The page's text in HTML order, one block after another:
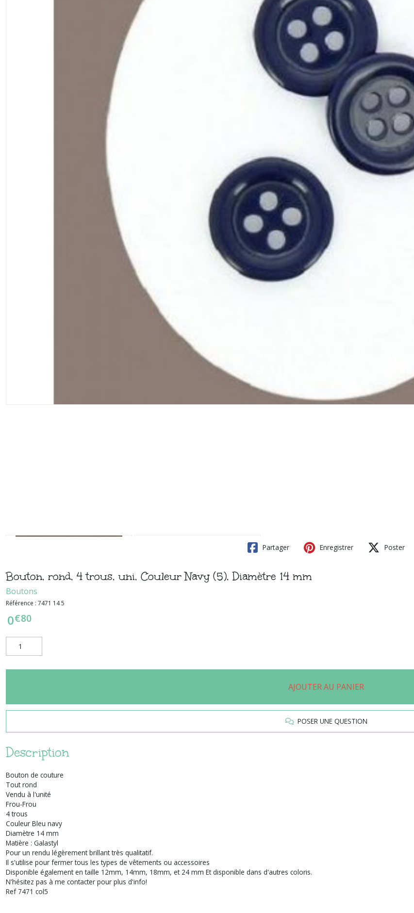
Partager Enregistrer Poster
Bouton, rond, 4 trous, uni, Couleur Navy (5), Diamètre 14 mm
Boutons
Référence : 7471 14 5
0€80
AJOUTER AU PANIER
POSER UNE QUESTION
Description
Bouton de couture
Tout rond
Vendu à l'unité
Frou-Frou
4 trous
Couleur Bleu navy
Diamètre 14 mm
Matière : Galastyl
Pour un rendu légèrement brillant très qualitatif.
Il s'utilise pour fermer tous les types de vêtements ou accessoires
Disponible également en taille 12mm, 14mm, 18mm, et 24 mm Et disponible dans d'autres coloris.
N'hésitez pas à me contacter pour plus d'info!
Ref 7471 col5